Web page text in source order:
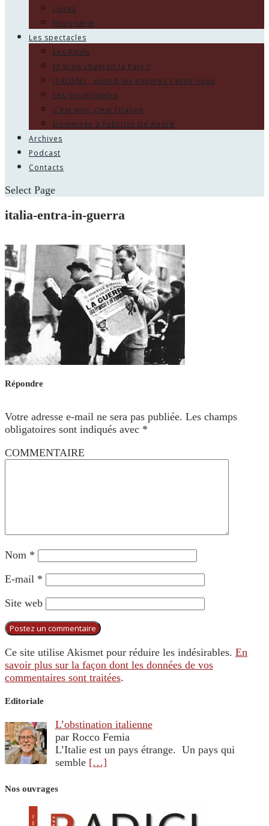
Livres
Hors-série
Les spectacles
Les Ritals
Et si on chantait la Paix ?
ITALIENS , quand les émigrés c’était nous
Les Inoubliables
C’est moi, c’est l’italien
Hommage à Fabrizio De André
Archives
Podcast
Contacts
Select Page
italia-entra-in-guerra
Répondre
Votre adresse e-mail ne sera pas publiée. Les champs
obligatoires sont indiqués avec *
COMMENTAIRE
Nom *
E-mail *
Site web
Ce site utilise Akismet pour réduire les indésirables. En
savoir plus sur la façon dont les données de vos
commentaires sont traitées.
Editoriale
L’obstination italienne
par Rocco Femia
L’Italie est un pays étrange. Un pays qui
semble […]
Nos ouvrages